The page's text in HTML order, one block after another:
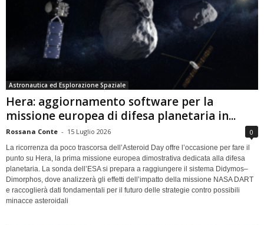
Astronautica ed Esplorazione Spaziale
Hera: aggiornamento software per la
missione europea di difesa planetaria in...
Rossana Conte - 15 Luglio 2026 0
La ricorrenza da poco trascorsa dell’Asteroid Day offre l’occasione per fare il
punto su Hera, la prima missione europea dimostrativa dedicata alla difesa
planetaria. La sonda dell’ESA si prepara a raggiungere il sistema Didymos–
Dimorphos, dove analizzerà gli effetti dell’impatto della missione NASA DART
e raccoglierà dati fondamentali per il futuro delle strategie contro possibili
minacce asteroidali